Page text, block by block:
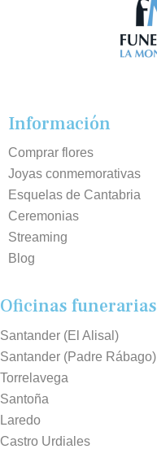
Información
Comprar flores
Joyas conmemorativas
Esquelas de Cantabria
Ceremonias
Streaming
Blog
Oficinas funerarias
Santander (El Alisal)
Santander (Padre Rábago)
Torrelavega
Santoña
Laredo
Castro Urdiales